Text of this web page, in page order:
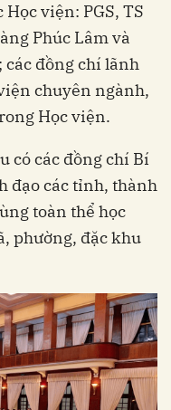
viện: PGS, TS
Phúc Lâm và
các đồng chí lãnh
chuyên ngành,
Học viện.
có các đồng chí Bí
đạo các tỉnh, thành
toàn thể học
phường, đặc khu